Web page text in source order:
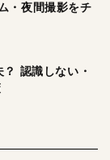
・夜間撮影をチ
認識しない・